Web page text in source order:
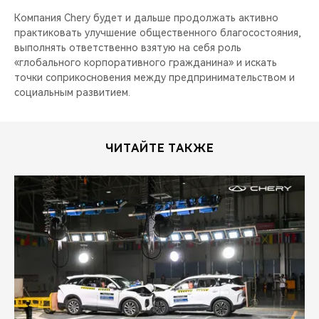
Компания Chery будет и дальше продолжать активно
практиковать улучшение общественного благосостояния,
выполнять ответственно взятую на себя роль
«глобального корпоративного гражданина» и искать
точки соприкосновения между предпринимательством и
социальным развитием.
ЧИТАЙТЕ ТАКЖЕ